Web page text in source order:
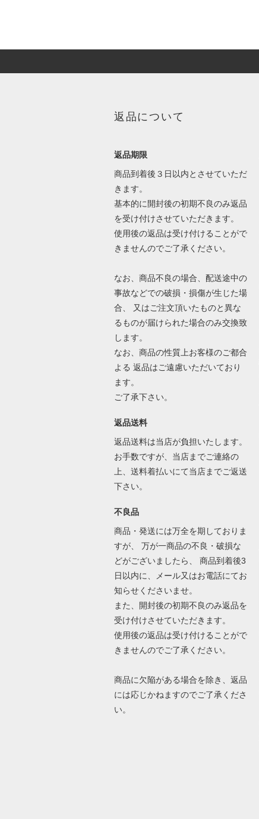
返品について
返品期限
商品到着後３日以内とさせていただ
きます。
基本的に開封後の初期不良のみ返品
を受け付けさせていただきます。
使用後の返品は受け付けることがで
きませんのでご了承ください。
なお、商品不良の場合、配送途中の
事故などでの破損・損傷が生じた場
合、 又はご注文頂いたものと異な
るものが届けられた場合のみ交換致
します。
なお、商品の性質上お客様のご都合
よる 返品はご遠慮いただいており
ます。
ご了承下さい。
返品送料
返品送料は当店が負担いたします。
お手数ですが、当店までご連絡の
上、送料着払いにて当店までご返送
下さい。
不良品
商品・発送には万全を期しておりま
すが、 万が一商品の不良・破損な
どがございましたら、 商品到着後3
日以内に、メール又はお電話にてお
知らせくださいませ。
また、開封後の初期不良のみ返品を
受け付けさせていただきます。
使用後の返品は受け付けることがで
きませんのでご了承ください。
商品に欠陥がある場合を除き、返品
には応じかねますのでご了承くださ
い。